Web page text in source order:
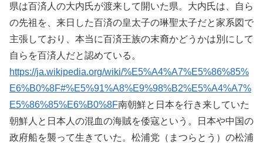
県は百済人の大内氏が渡来して開いた県。大内氏は、自ら
の先祖を、来日した百済の皇太子の琳聖太子だと家系図で
主張しており、本当に百済王族の末裔かどうかは別にして
自らを百済人だと認めている。
https://ja.wikipedia.org/wiki/%E5%A4%A7%E5%86%85%
E6%B0%8F#%E5%91%A8%E9%98%B2%E5%A4%A7%
E5%86%85%E6%B0%8F南朝鮮と日本を行き来していた
朝鮮人と日本人の混血の海賊を倭寇という。日本や中国の
政府船を襲って生きていた。松浦党（まつらとう）の松浦